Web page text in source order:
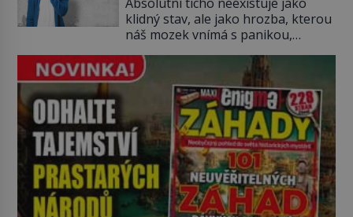
zvládne zpracovat hodně informací.
Všechny na světě ale nikoliv, musí
si vybírat! Jak to dělá? Když se […]
klidný stav, ale jako hrozba, kterou
náš mozek vnímá s panikou,
začne okamžitě produkovat vlastní
děsivé iluze. Představte si místnost,
kde zmizí veškerý šum světa. Žádné
auta, žádný šepot, nic. Místo
vytoužené oázy klidu však
okamžitě nastoupí hluboké
znepokojení. Lidská mysl je totiž
evolučně nastavena na neustálý
[…]